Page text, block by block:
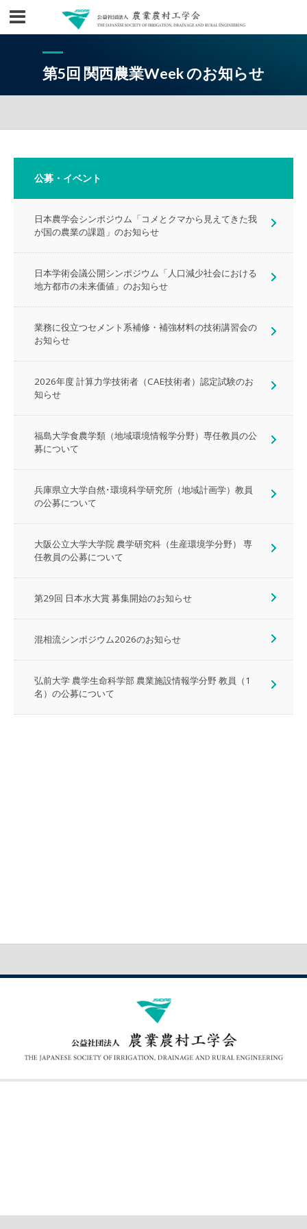
第5回 関西農業Week のお知らせ
公募・イベント
日本農学会シンポジウム「コメとクマから見えてきた我
が国の農業の課題」のお知らせ
日本学術会議公開シンポジウム「人口減少社会における
地方都市の未来価値」のお知らせ
業務に役立つセメント系補修・補強材料の技術講習会の
お知らせ
2026年度 計算力学技術者（CAE技術者）認定試験のお
知らせ
福島大学食農学類（地域環境情報学分野）専任教員の公
募について
兵庫県立大学自然･環境科学研究所（地域計画学）教員
の公募について
大阪公立大学大学院 農学研究科（生産環境学分野） 専
任教員の公募について
第29回 日本水大賞 募集開始のお知らせ
混相流シンポジウム2026のお知らせ
弘前大学 農学生命科学部 農業施設情報学分野 教員（1
名）の公募について